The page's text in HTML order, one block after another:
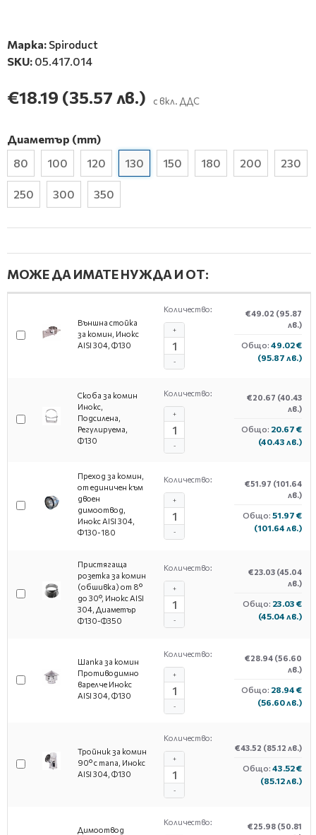
Марка: Spiroduct
SKU: 05.417.014
€18.19 (35.57 лв.) с вкл. ДДС
Диаметър (mm)
80
100 120 130 150 180 200 230
250 300 350
МОЖЕ ДА ИМАТЕ НУЖДА И ОТ:
Външна стойка
за комин, Инокс
AISI 304, Ф130
Количество:
-
+
€49.02 (95.87
лв.)
Общо: 49.02 €
(95.87 лв.)
Скоба за комин
Инокс,
Подсилена,
Регулируема,
Ф130
Количество:
-
+
€20.67 (40.43
лв.)
Общо: 20.67 €
(40.43 лв.)
Преход за комин,
от единичен към
двоен
димоотвод,
Инокс AISI 304,
Φ130-180
Количество:
-
+
€51.97 (101.64
лв.)
Общо: 51.97 €
(101.64 лв.)
Пристягаща
розетка за комин
(обшивка) от 8°
до 30°, Инокс AISI
304, Диаметър
Ф130-Ф350
Количество:
-
+
€23.03 (45.04
лв.)
Общо: 23.03 €
(45.04 лв.)
Шапка за комин
Противодимно
варелче Инокс
AISI 304, Ф130
Количество:
-
+
€28.94 (56.60
лв.)
Общо: 28.94 €
(56.60 лв.)
Тройник за комин
90° с тапа, Инокс
AISI 304, Ф130
Количество:
-
+
€43.52 (85.12 лв.)
Общо: 43.52 €
(85.12 лв.)
Димоотвод
Количество: €25.98 (50.81